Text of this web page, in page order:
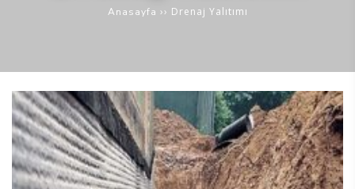
Anasayfa ›› Drenaj Yalıtımı